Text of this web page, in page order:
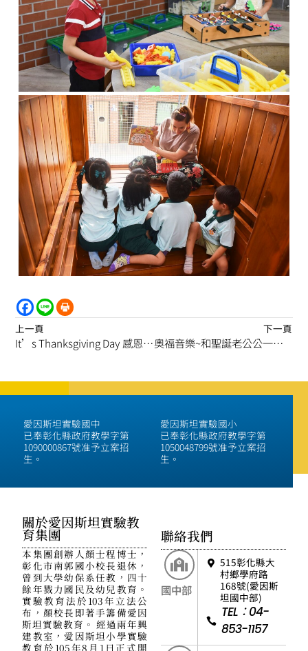
上一頁
It’s Thanksgiving Day 感恩節快樂
下一頁
奧福音樂~和聖誕老公公一起跳舞
愛因斯坦實驗國中
已奉彰化縣政府教學字第
1090000867號准予立案招
生。
愛因斯坦實驗國小
已奉彰化縣政府教學字第
1050048799號准予立案招
生。
關於愛因斯坦實驗教
育集團
本集團創辦人顏士程博士，
彰化市南郭國小校長退休，
曾到大學幼保系任教，四十
餘年戮力國民及幼兒教育。
實驗教育法於103年立法公
布，顏校長即著手籌備愛因
斯坦實驗教育。 經過兩年興
建教室，愛因斯坦小學實驗
教育於105年8月1日正式開
聯絡我們
國中部
515彰化縣大
村鄉學府路
168號(愛因斯
坦國中部)
TEL：04-
853-1157